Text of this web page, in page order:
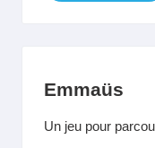
Emmaüs
Un jeu pour